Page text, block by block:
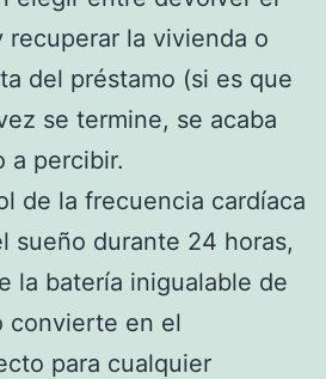
recuperar la vivienda o
del préstamo (si es que
se termine, se acaba
a percibir.
de la frecuencia cardíaca
sueño durante 24 horas,
la batería inigualable de
convierte en el
para cualquier